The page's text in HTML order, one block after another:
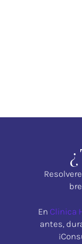
En Clinica
antes,